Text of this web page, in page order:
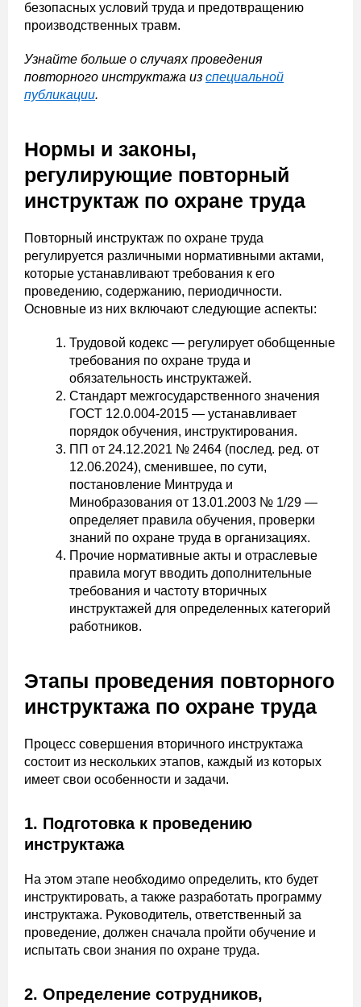
безопасных условий труда и предотвращению
производственных травм.
Узнайте больше о случаях проведения
повторного инструктажа из специальной
публикации.
Нормы и законы,
регулирующие повторный
инструктаж по охране труда
Повторный инструктаж по охране труда
регулируется различными нормативными актами,
которые устанавливают требования к его
проведению, содержанию, периодичности.
Основные из них включают следующие аспекты:
Трудовой кодекс — регулирует обобщенные
требования по охране труда и
обязательность инструктажей.
Стандарт межгосударственного значения
ГОСТ 12.0.004-2015 — устанавливает
порядок обучения, инструктирования.
ПП от 24.12.2021 № 2464 (послед. ред. от
12.06.2024), сменившее, по сути,
постановление Минтруда и
Минобразования от 13.01.2003 № 1/29 —
определяет правила обучения, проверки
знаний по охране труда в организациях.
Прочие нормативные акты и отраслевые
правила могут вводить дополнительные
требования и частоту вторичных
инструктажей для определенных категорий
работников.
Этапы проведения повторного
инструктажа по охране труда
Процесс совершения вторичного инструктажа
состоит из нескольких этапов, каждый из которых
имеет свои особенности и задачи.
1. Подготовка к проведению
инструктажа
На этом этапе необходимо определить, кто будет
инструктировать, а также разработать программу
инструктажа. Руководитель, ответственный за
проведение, должен сначала пройти обучение и
испытать свои знания по охране труда.
2. Определение сотрудников,